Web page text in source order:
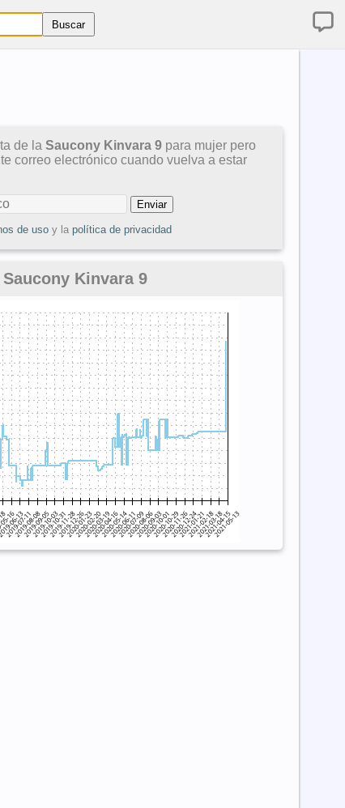
de la Saucony Kinvara 9 para mujer pero
correo electrónico cuando vuelva a estar
de usoy la política de privacidad
Kinvara 9